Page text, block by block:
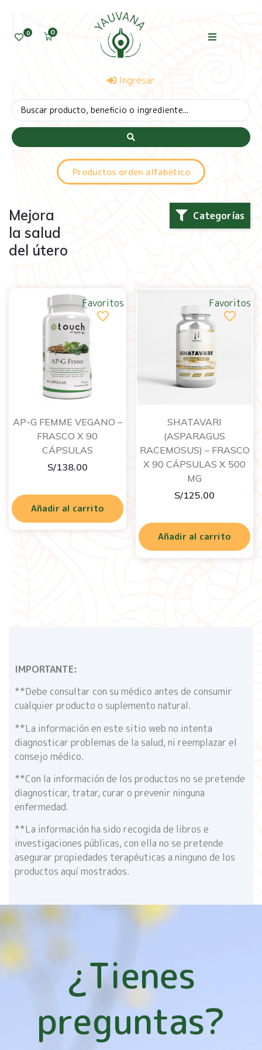
0 0
Ingresar
Productos orden alfabético
Categorías
Mejora
la salud
del útero
AP-G FEMME VEGANO –
FRASCO X 90
CÁPSULAS
S/138.00
Añadir al carrito
Favoritos
SHATAVARI
(ASPARAGUS
RACEMOSUS) – FRASCO
X 90 CÁPSULAS X 500
MG
S/125.00
Añadir al carrito
Favoritos
IMPORTANTE:
**Debe consultar con su médico antes de consumir
cualquier producto o suplemento natural.
**La información en este sitio web no intenta
diagnosticar problemas de la salud, ni reemplazar el
consejo médico.
**Con la información de los productos no se pretende
diagnosticar, tratar, curar o prevenir ninguna
enfermedad.
**La información ha sido recogida de libros e
investigaciones públicas, con ella no se pretende
asegurar propiedades terapéuticas a ninguno de los
productos aquí mostrados.
¿Tienes
preguntas?